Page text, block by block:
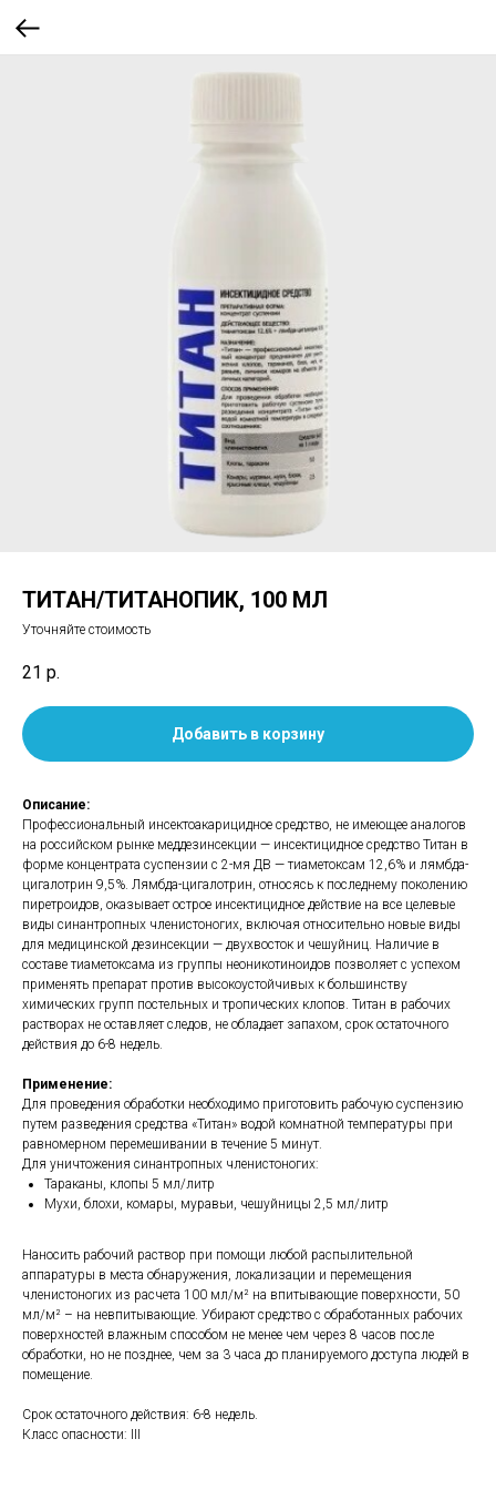
ТИТАН/ТИТАНОПИК, 100 МЛ
Уточняйте стоимость
21 р.
Добавить в корзину
Описание:
Профессиональный инсектоакарицидное средство, не имеющее аналогов
на российском рынке меддезинсекции — инсектицидное средство Титан в
форме концентрата суспензии с 2-мя ДВ — тиаметоксам 12,6% и лямбда-
цигалотрин 9,5%. Лямбда-цигалотрин, относясь к последнему поколению
пиретроидов, оказывает острое инсектицидное действие на все целевые
виды синантропных членистоногих, включая относительно новые виды
для медицинской дезинсекции — двухвосток и чешуйниц. Наличие в
составе тиаметоксама из группы неоникотиноидов позволяет с успехом
применять препарат против высокоустойчивых к большинству
химических групп постельных и тропических клопов. Титан в рабочих
растворах не оставляет следов, не обладает запахом, срок остаточного
действия до 6-8 недель.
Применение:
Для проведения обработки необходимо приготовить рабочую суспензию
путем разведения средства «Титан» водой комнатной температуры при
равномерном перемешивании в течение 5 минут.
Для уничтожения синантропных членистоногих:
Тараканы, клопы 5 мл/литр
Мухи, блохи, комары, муравьи, чешуйницы 2,5 мл/литр
Наносить рабочий раствор при помощи любой распылительной
аппаратуры в места обнаружения, локализации и перемещения
членистоногих из расчета 100 мл/м² на впитывающие поверхности, 50
мл/м² – на невпитывающие. Убирают средство с обработанных рабочих
поверхностей влажным способом не менее чем через 8 часов после
обработки, но не позднее, чем за 3 часа до планируемого доступа людей в
помещение.
Срок остаточного действия: 6-8 недель.
Класс опасности: III